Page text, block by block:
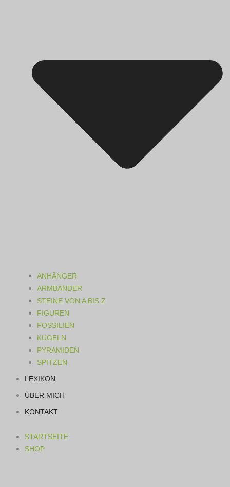
ANHÄNGER
ARMBÄNDER
STEINE VON A BIS Z
FIGUREN
FOSSILIEN
KUGELN
PYRAMIDEN
SPITZEN
LEXIKON
ÜBER MICH
KONTAKT
STARTSEITE
SHOP